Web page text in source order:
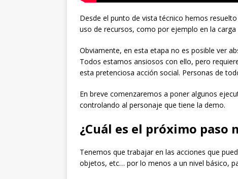
Desde el punto de vista técnico hemos
uso de recursos, como por ejemplo en la
Obviamente, en esta etapa no es posible ver
Todos estamos ansiosos con ello, pero
esta pretenciosa acción social. Personas de
En breve comenzaremos a poner algunos
controlando al personaje que tiene la demo.
¿Cuál es el próximo paso
Tenemos que trabajar en las acciones que
objetos, etc… por lo menos a un nivel básico,